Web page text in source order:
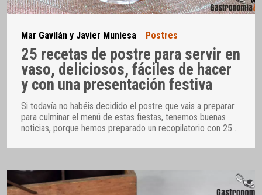
Mar Gavilán y Javier Muniesa Postres
25 recetas de postre para servir en
vaso, deliciosos, fáciles de hacer
y con una presentación festiva
Si todavía no habéis decidido el postre que vais a preparar
para culminar el menú de estas fiestas, tenemos buenas
noticias, porque hemos preparado un recopilatorio con 25 …